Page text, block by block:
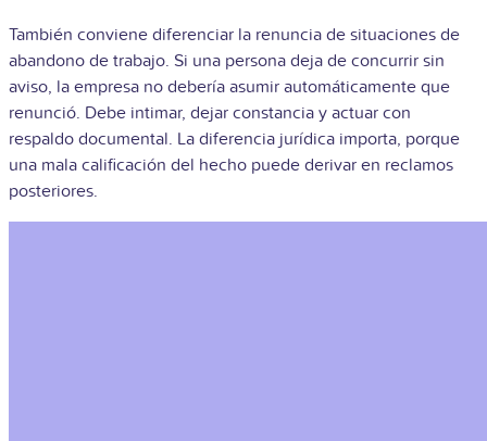
También conviene diferenciar la renuncia de situaciones de
abandono de trabajo. Si una persona deja de concurrir sin
aviso, la empresa no debería asumir automáticamente que
renunció. Debe intimar, dejar constancia y actuar con
respaldo documental. La diferencia jurídica importa, porque
una mala calificación del hecho puede derivar en reclamos
posteriores.